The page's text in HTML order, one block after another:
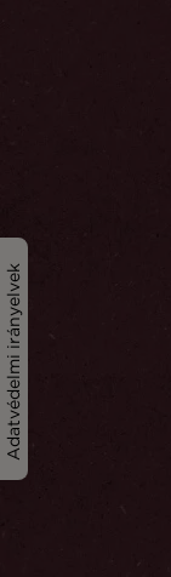
Adatvédelmi irányelvek